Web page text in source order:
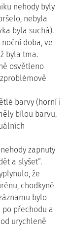
nehody byly
nebyla
byla suchá).
doba, ve
byla tma.
osvětleno
barvy (horní i
bílou barvu,
zapnuty
a slyšet“.
že
chodkyně
bylo
po přechodu a
urychleně